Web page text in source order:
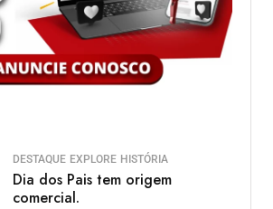
DESTAQUE EXPLORE HISTÓRIA
Dia dos Pais tem origem
comercial.